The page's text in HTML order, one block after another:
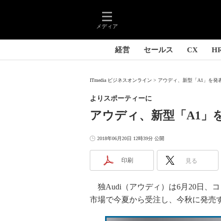
メディア
経営 セールス CX
ITmedia ビジネスオンライン アウディ、新型「A1」を
アウディ、新型「A1」
よりスポーティーに
2018年06月20日 12時39分 公開
印刷 見る
独Audi（アウディ）は6月20日、
市場で今夏から受注し、今秋に発売